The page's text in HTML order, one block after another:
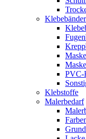
Klebebänder
PVC-
Klebstoffe
Malerbedarf